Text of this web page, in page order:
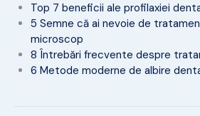
Top 7 beneficii ale profilaxiei
5 Semne că ai nevoie de
microscop
8 Întrebări frecvente despre
6 Metode moderne de albire